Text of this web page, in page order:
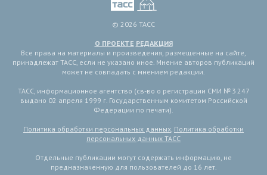
© 2026 ТАСС
О ПРОЕКТЕ РЕДАКЦИЯ
Все права на материалы и произведения, размещенные на сайте,
принадлежат ТАСС, если не указано иное. Мнение авторов публикаций
может не совпадать с мнением редакции.
ТАСС, информационное агентство (св-во о регистрации СМИ № 3 247
выдано 02 апреля 1999 г. Государственным комитетом Российской
Федерации по печати).
Политика обработки персональных данных, Политика обработки
персональных данных ТАСС
Отдельные публикации могут содержать информацию, не
предназначенную для пользователей до 16 лет.